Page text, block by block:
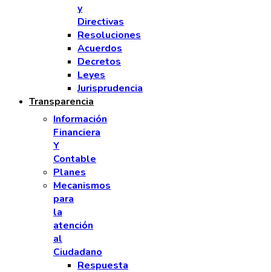
y
Directivas
Resoluciones
Acuerdos
Decretos
Leyes
Jurisprudencia
Transparencia
Información
Financiera
Y
Contable
Planes
Mecanismos
para
la
atención
al
Ciudadano
Respuesta